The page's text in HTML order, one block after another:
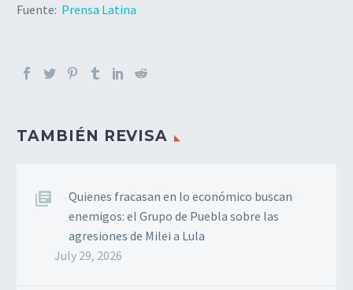
Fuente: Prensa Latina
TAMBIÉN REVISA
Quienes fracasan en lo económico buscan
enemigos: el Grupo de Puebla sobre las
agresiones de Milei a Lula
July 29, 2026